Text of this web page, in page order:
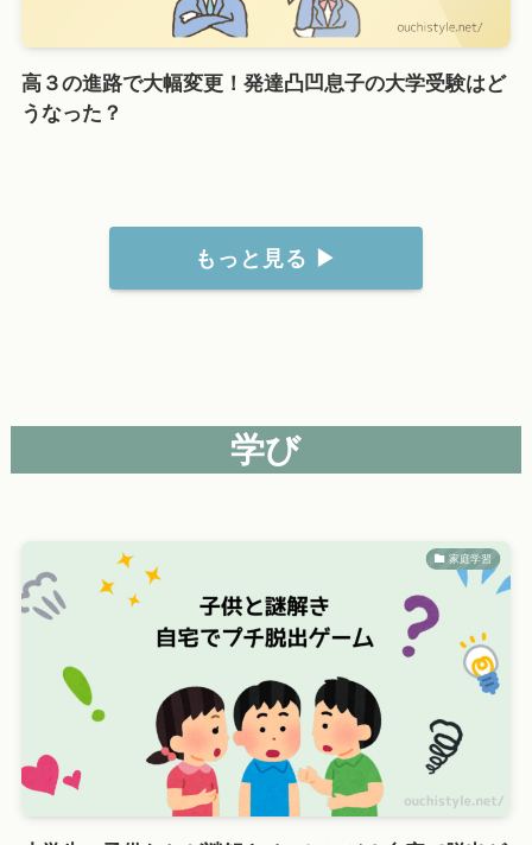
高３の進路で大幅変更！発達凸凹息子の大学受験はど
うなった？
もっと見る ▶
学び
家庭学習